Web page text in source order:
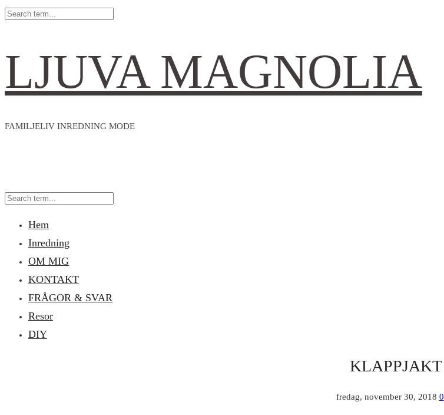
LJUVA MAGNOLIA
FAMILJELIV INREDNING MODE
Hem
Inredning
OM MIG
KONTAKT
FRÅGOR & SVAR
Resor
DIY
KLAPPJAKT
fredag, november 30, 2018 0